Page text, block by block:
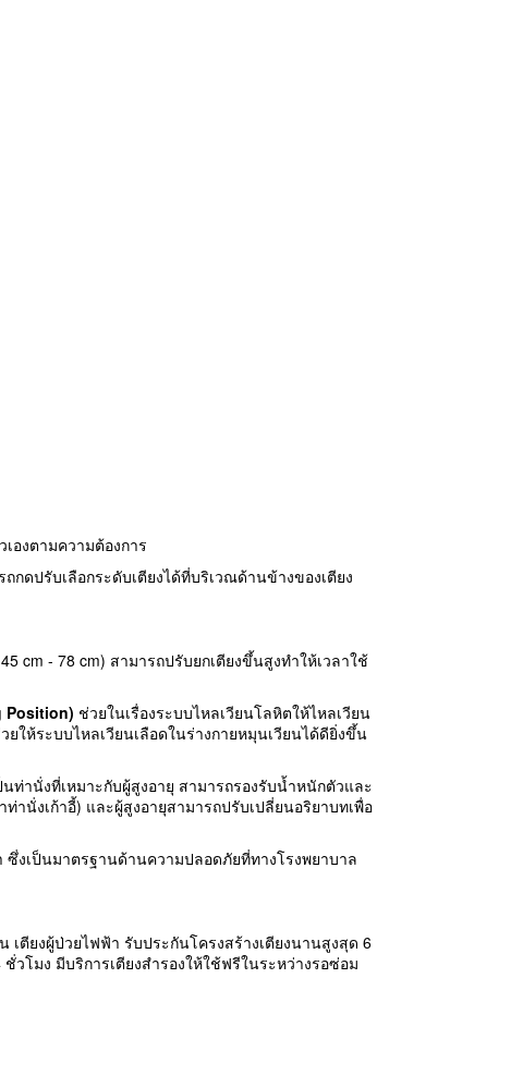
องตามความต้องการ
ดปรับเลือกระดับเตียงได้ที่บริเวณด้านข้างของเตียง
cm - 78 cm) สามารถปรับยกเตียงขึ้นสูงทำให้เวลาใช้
Position) ช่วยในเรื่องระบบไหลเวียนโลหิตให้ไหลเวียน
ให้ระบบไหลเวียนเลือดในร่างกายหมุนเวียนได้ดียิ่งขึ้น
ท่านั่งที่เหมาะกับผู้สูงอายุ สามารถรองรับน้ำหนักตัวและ
นั่งเก้าอี้) และผู้สูงอายุสามารถปรับเปลี่ยนอริยาบทเพื่อ
งเป็นมาตรฐานด้านความปลอดภัยที่ทางโรงพยาบาล
ตียงผู้ป่วยไฟฟ้า รับประกันโครงสร้างเตียงนานสูงสุด 6
โมง มีบริการเตียงสำรองให้ใช้ฟรีในระหว่างรอซ่อม